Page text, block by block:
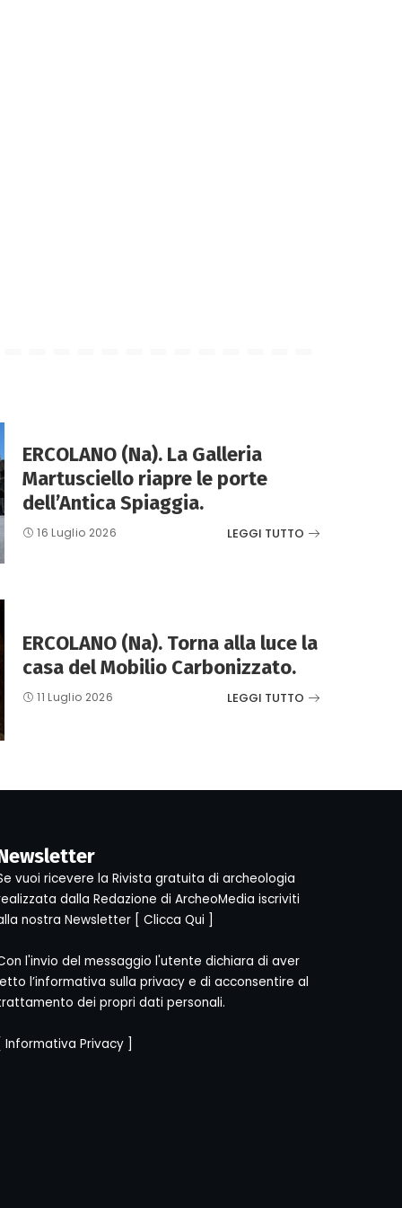
ERCOLANO (Na). La Galleria
Martusciello riapre le porte
dell’Antica Spiaggia.
16 Luglio 2026 LEGGI TUTTO
ERCOLANO (Na). Torna alla luce la
casa del Mobilio Carbonizzato.
11 Luglio 2026 LEGGI TUTTO
vuoi ricevere la Rivista gratuita di archeologia
dalla Redazione di ArcheoMedia iscriviti
nostra Newsletter [ Clicca Qui ]
l'invio del messaggio l'utente dichiara di aver
l’informativa sulla privacy e di acconsentire al
dei propri dati personali.
Informativa Privacy]